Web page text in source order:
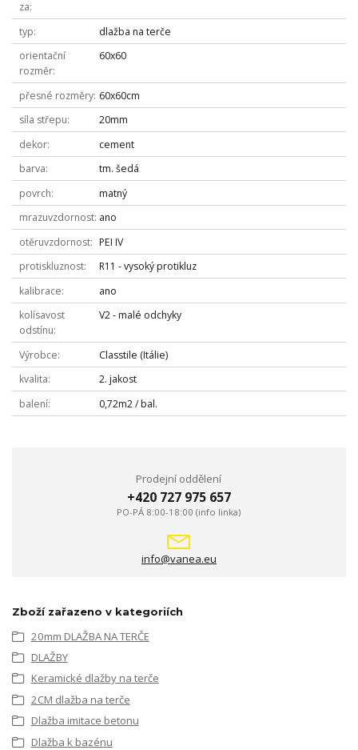
za
typ
dlažba na terče
orientační
rozměr
60x60
přesné rozměry 60x60cm
síla střepu
20mm
dekor
cement
barva
tm. šedá
povrch
matný
mrazuvzdornost ano
otěruvzdornost
PEI IV
protiskluznost
R11 - vysoký protikluz
kalibrace
ano
kolísavost
odstínu
V2 - malé odchyky
Výrobce
Classtile (Itálie)
kvalita
2. jakost
balení
0,72m2 / bal.
Prodejní oddělení
+420 727 975 657
PO-PÁ 8:00-18:00 (info linka)
info@vanea.eu
Zboží zařazeno v kategoriích
20mm DLAŽBA NA TERČE
DLAŽBY
Keramické dlažby na terče
2CM dlažba na terče
Dlažba imitace betonu
Dlažba k bazénu